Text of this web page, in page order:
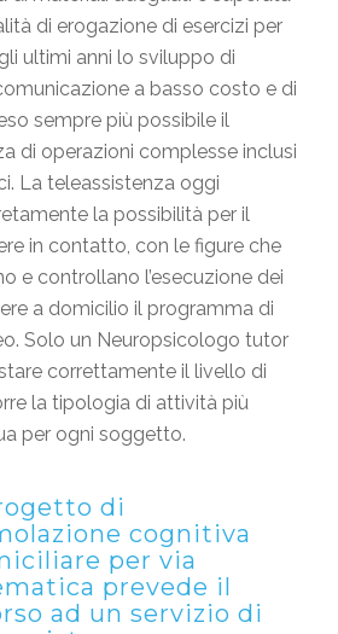
di erogazione di esercizi per
ultimi anni lo sviluppo di
a basso costo e di
sempre più possibile il
di operazioni complesse inclusi
La teleassistenza oggi
la possibilità per il
in contatto, con le figure che
e controllano l’esecuzione dei
a domicilio il programma di
Solo un Neuropsicologo tutor
correttamente il livello di
la tipologia di attività più
per ogni soggetto.
di
cognitiva
per via
prevede il
ad un servizio di